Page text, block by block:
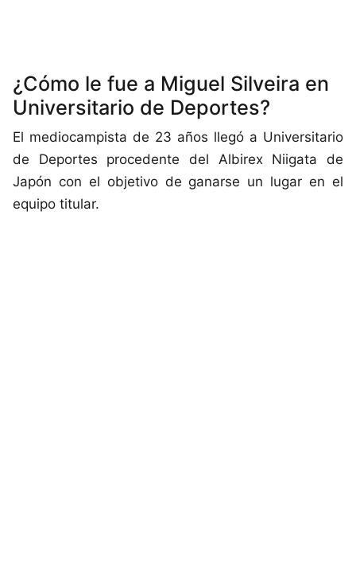
¿Cómo le fue a Miguel Silveira en
Universitario de Deportes?
El mediocampista de 23 años llegó a Universitario
de Deportes procedente del Albirex Niigata de
Japón con el objetivo de ganarse un lugar en el
equipo titular.